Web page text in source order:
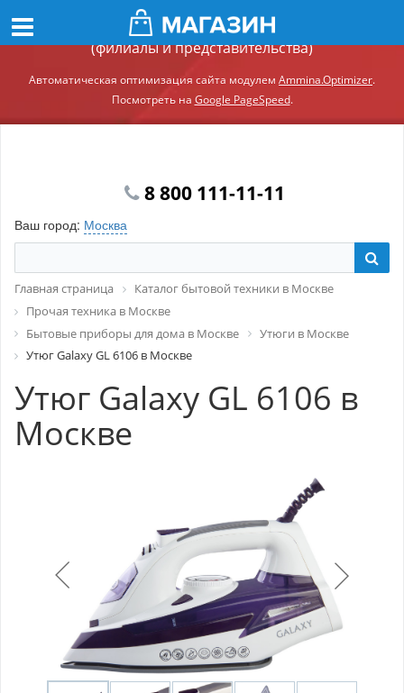
Демонстрационный сайт модуля Ammina.Регионы
(филиалы и представительства)
Автоматическая оптимизация сайта модулем Ammina.Optimizer.
Посмотреть на Google PageSpeed.
8 800 111-11-11
Ваш город: Москва
Главная страница
Каталог бытовой техники в Москве
Прочая техника в Москве
Бытовые приборы для дома в Москве
Утюги в Москве
Утюг Galaxy GL 6106 в Москве
Утюг Galaxy GL 6106 в
Москве